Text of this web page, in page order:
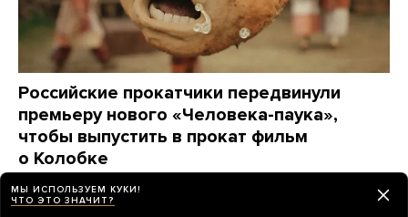
Российские прокатчики передвинули
премьеру нового «Человека-паука»,
чтобы выпустить в прокат фильм
о Колобке
Озвучивший хлеб Гарик Харламов: «Мне глубоко
МЫ ИСПОЛЬЗУЕМ КУКИ!
ЧТО ЭТО ЗНАЧИТ?